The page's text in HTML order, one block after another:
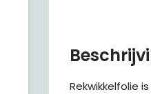
Rekwikkelfolie